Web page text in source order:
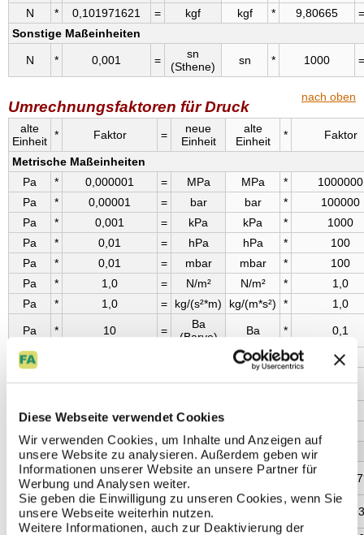
Diese Webseite verwendet Cookies
Wir verwenden Cookies, um Inhalte und Anzeigen auf
unsere Website zu analysieren. Außerdem geben wir
Informationen unserer Website an unsere Partner für
Werbung und Analysen weiter.
Sie geben die Einwilligung zu unseren Cookies, wenn Sie
unsere Webseite weiterhin nutzen.
Weitere Informationen, auch zur Deaktivierung der
N * 0,101971621 = kgf kgf * 9,80665
=
Sonstige Maßeinheiten
N * 0,001 =
sn
(Sthene)
sn * 1000 =
nach oben
Umrechnungsfaktoren für Druck
alte
Einheit * Faktor =
neue
Einheit
alte
Einheit
* Faktor
Metrische Maßeinheiten
Pa
* 0,000001 = MPa MPa *
1000000
Pa
* 0,00001 = bar bar *
100000
Pa
* 0,001 = kPa kPa *
1000
Pa
* 0,01 = hPa hPa *
100
Pa
* 0,01 = mbar mbar *
100
Pa
* 1,0 = N/m² N/m² *
1,0
Pa
* 1,0 = kg/(s²*m) kg/(m*s²) * 1,0
Pa * 10 =
Ba
(Barye)
Ba * 0,1
Pa dyn/cm² * 0,1
Pa * 0,001 = pz * 1000
N/mm² * = bar
Amerikanische und britische Maßeinheiten
Pa * 1,450377*10-7 =
kip/in² -
kip/in² -
*
Pa * 0,000145037738 =
lbf/in² -
psi
lbf/in² -